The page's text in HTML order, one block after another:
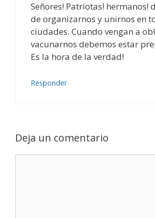
Señores! Patriotas! hermanos!
de organizarnos y unirnos en
ciudades. Cuando vengan a
vacunarnos debemos estar
Es la hora de la verdad!
Responder
Deja un comentario